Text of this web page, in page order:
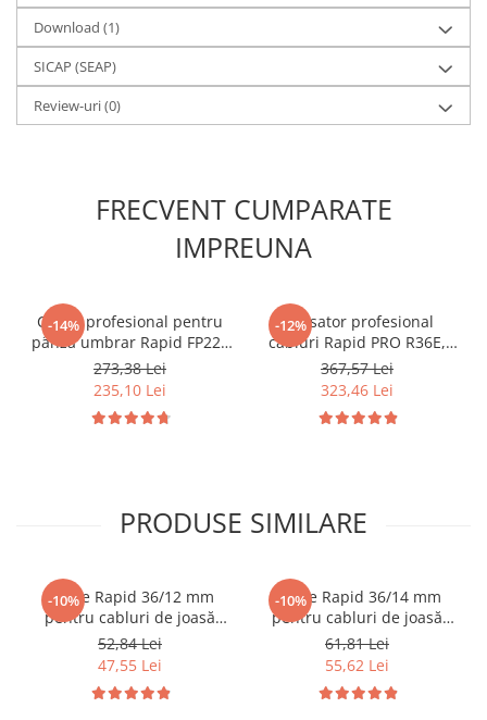
Download (1)
SICAP (SEAP)
Review-uri(0)
FRECVENT CUMPARATE
IMPREUNA
-14%
Clește profesional pentru
pânză umbrar Rapid FP222
cu magazie și 200 capse
VR22, pentru plase de
umbrire, garduri și
împrejmuiri profesionale
273,38 Lei
235,10 Lei
-12%
Capsator profesional
cabluri Rapid PRO R36E,
capse semirotunde 36/10-
14 mm pentru cabluri de
joasă tensiune, fabricat în
Suedia 20511811
367,57 Lei
323,46 Lei
PRODUSE SIMILARE
-10%
Capse Rapid 36/12 mm
pentru cabluri de joasă
tensiune până la 50V,
galvanizate, semicirculare
divergente DP, compatibile
Rapid R36 și PRO R36E,
52,84 Lei
47,55 Lei
-10%
Capse Rapid 36/14 mm
pentru cabluri de joasă
tensiune până la 50V,
galvanizate, semicirculare
divergente DP, compatibile
Rapid R36 și PRO R36E,
61,81 Lei
55,62 Lei